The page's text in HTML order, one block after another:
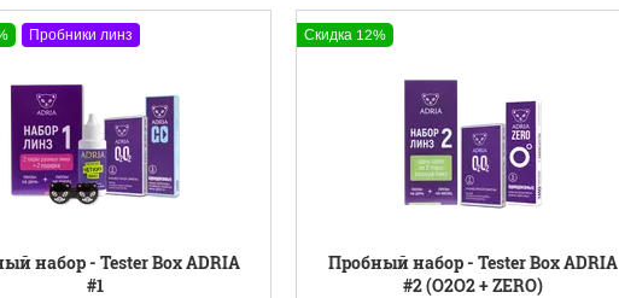
Пробники линз
набор - Tester Box ADRIA
#1
Скидка 12%
Пробный набор - Tester Box ADRIA
#2 (O2O2 + ZERO)